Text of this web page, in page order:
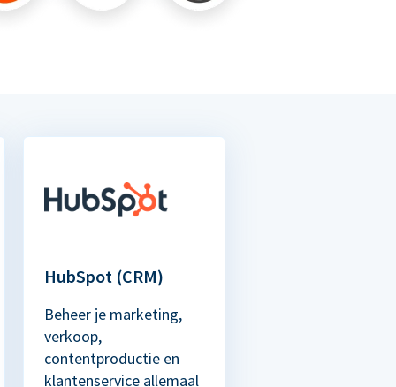
HubSpot (CRM)
Beheer je marketing,
verkoop,
contentproductie en
klantenservice allemaal